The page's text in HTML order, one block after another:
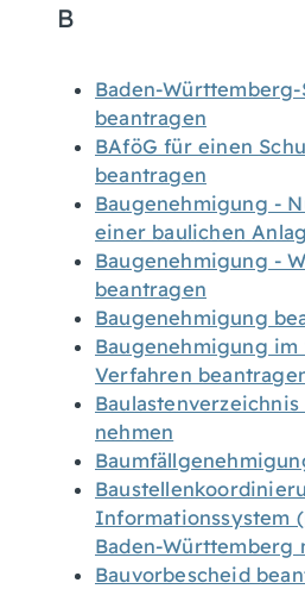
B
Baden-Württemberg-
beantragen
BAföG für einen
beantragen
Baugenehmigung -
einer baulichen
Baugenehmigung -
beantragen
Baugenehmigung
Baugenehmigung
Verfahren
nehmen
Informationssystem
Baden-Württemberg
Bauvorbescheid